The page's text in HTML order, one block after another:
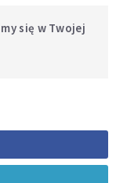
się w Twojej